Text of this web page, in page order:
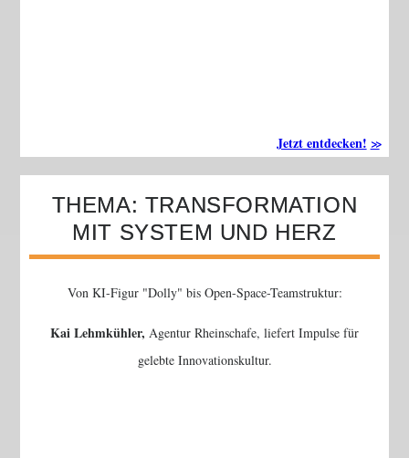
Jetzt entdecken!
THEMA: TRANSFORMATION
MIT SYSTEM UND HERZ
Von KI-Figur Dolly bis Open-Space-Teamstruktur:
Kai Lehmkühler, Agentur Rheinschafe, liefert Impulse für
gelebte Innovationskultur.